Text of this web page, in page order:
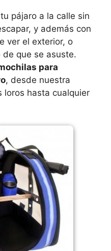
pájaro a la calle sin
y además con
ver el exterior, o
de que se asuste.
para
, desde nuestra
loros hasta cualquier